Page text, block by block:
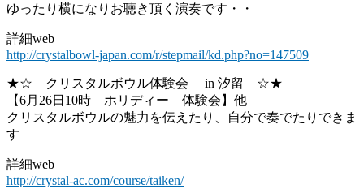
ゆったり横になりお聴き頂く演奏です・・
詳細web
http://crystalbowl-japan.com/r/stepmail/kd.php?no=147509
★☆ クリスタルボウル体験会 in 汐留 ☆★
【6月26日10時 ホリディー 体験会】他
クリスタルボウルの魅力を伝えたり、自分で奏でたりできま
す
詳細web
http://crystal-ac.com/course/taiken/